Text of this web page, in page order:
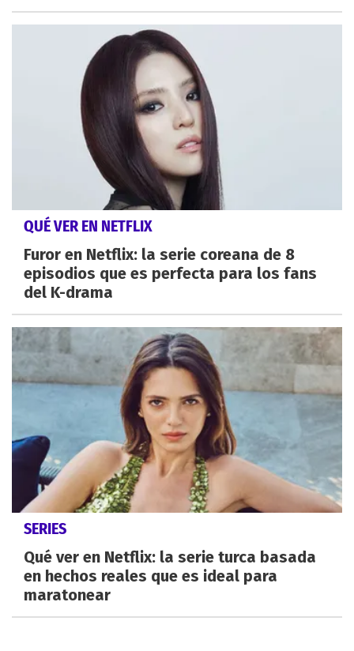
QUÉ VER EN NETFLIX
Furor en Netflix: la serie coreana de 8
episodios que es perfecta para los fans
del K-drama
SERIES
Qué ver en Netflix: la serie turca basada
en hechos reales que es ideal para
maratonear